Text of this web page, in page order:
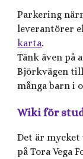
Parkering
leverantörer
karta.
Tänk även på
Björkvägen
många barn i
Wiki för
Det är
på Tora Vega